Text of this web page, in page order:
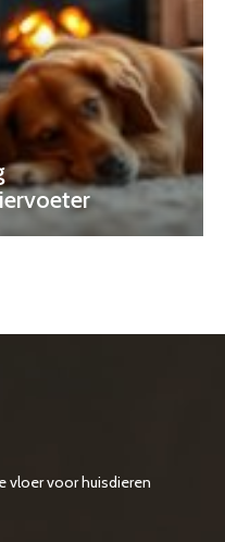
vloer voor huisdieren